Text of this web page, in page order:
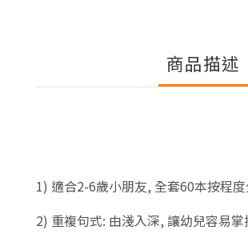
商品描述
1) 適合2-6歲小朋友, 全套60本按程
2) 重複句式: 由淺入深, 讓幼兒容易